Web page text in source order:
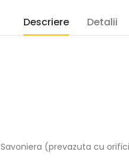
Descriere Detalii
Savoniera (prevazuta cu